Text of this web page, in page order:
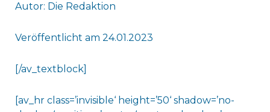
Autor: Die Redaktion
Veröffentlicht am 24.01.2023
[/av_textblock]
[av_hr class=’invisible‘ height=’50‘ shadow=’no-